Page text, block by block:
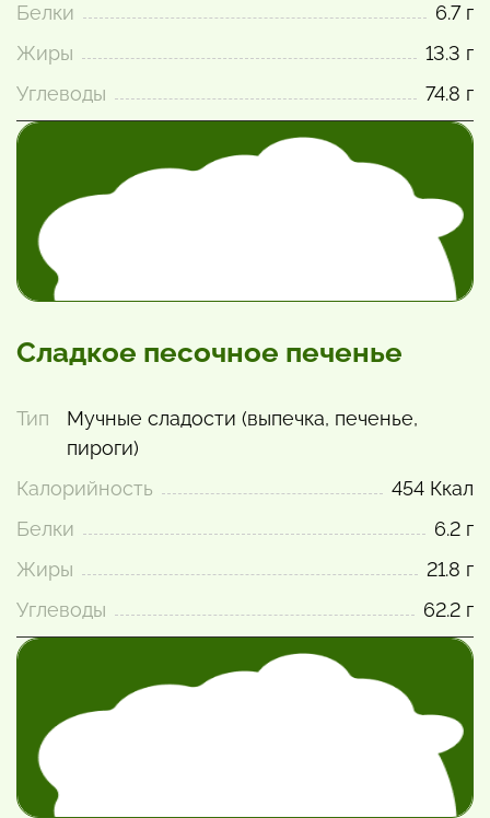
Белки
6.7 г
Жиры
13.3 г
Углеводы
74.8 г
Сладкое песочное печенье
Тип
Мучные сладости (выпечка, печенье,
пироги)
Калорийность
454 Ккал
Белки
6.2 г
Жиры
21.8 г
Углеводы
62.2 г